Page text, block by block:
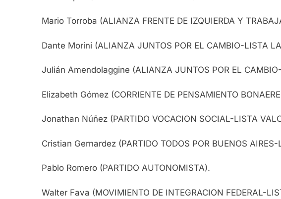
Mario Torroba (ALIANZA FRENTE DE IZQUIERDA Y
Dante Morini (ALIANZA JUNTOS POR EL CAMBIO-LISTA
Julián Amendolaggine (ALIANZA JUNTOS POR EL
Elizabeth Gómez (CORRIENTE DE PENSAMIENTO
Jonathan Núñez (PARTIDO VOCACION SOCIAL-LISTA
Cristian Gernardez (PARTIDO TODOS POR BUENOS AIRES-
Pablo Romero (PARTIDO AUTONOMISTA).
Walter Fava (MOVIMIENTO DE INTEGRACION FEDERAL-